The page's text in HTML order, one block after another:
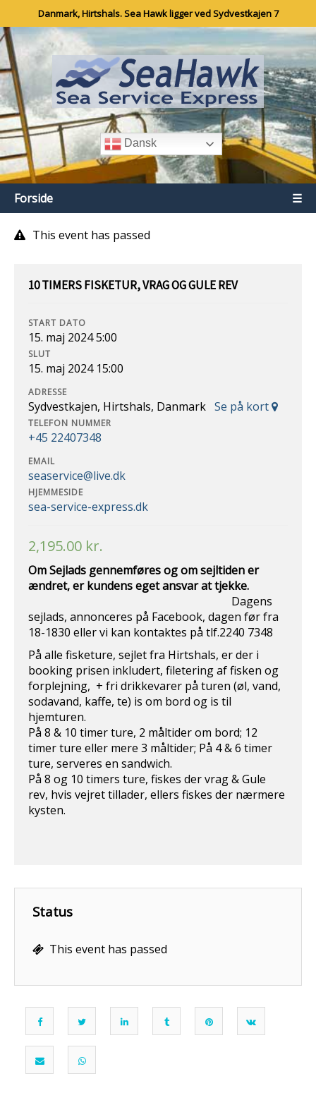
Danmark, Hirtshals. Sea Hawk ligger ved Sydvestkajen 7
Dansk
Forside ☰
This event has passed
10 TIMERS FISKETUR, VRAG OG GULE REV
START DATO
15. maj 2024 5:00
SLUT
15. maj 2024 15:00
ADRESSE
Sydvestkajen, Hirtshals, Danmark Se på kort
TELEFON NUMMER
+45 22407348
EMAIL
seaservice@live.dk
HJEMMESIDE
sea-service-express.dk
2,195.00 kr.
Om Sejlads gennemføres og om sejltiden er
ændret, er kundens eget ansvar attjekke.
Dagens
sejlads, annonceres på Facebook, dagen før fra
18-1830 eller vi kan kontaktes på tlf.2240 7348
På alle fisketure, sejlet fra Hirtshals, er der i
booking prisen inkludert, filetering af fisken og
forplejning, + fri drikkevarer på turen (øl, vand,
sodavand, kaffe, te) is om bord og is til
hjemturen.
På 8 & 10 timer ture, 2 måltider om bord; 12
timer ture eller mere 3 måltider; På 4 & 6 timer
ture, serveres en sandwich.
På 8 og 10 timers ture, fiskes der vrag & Gule
rev, hvis vejret tillader, ellers fiskes der nærmere
kysten.
Status
This event has passed